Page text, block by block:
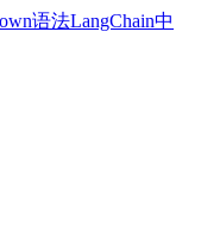
语法LangChain中